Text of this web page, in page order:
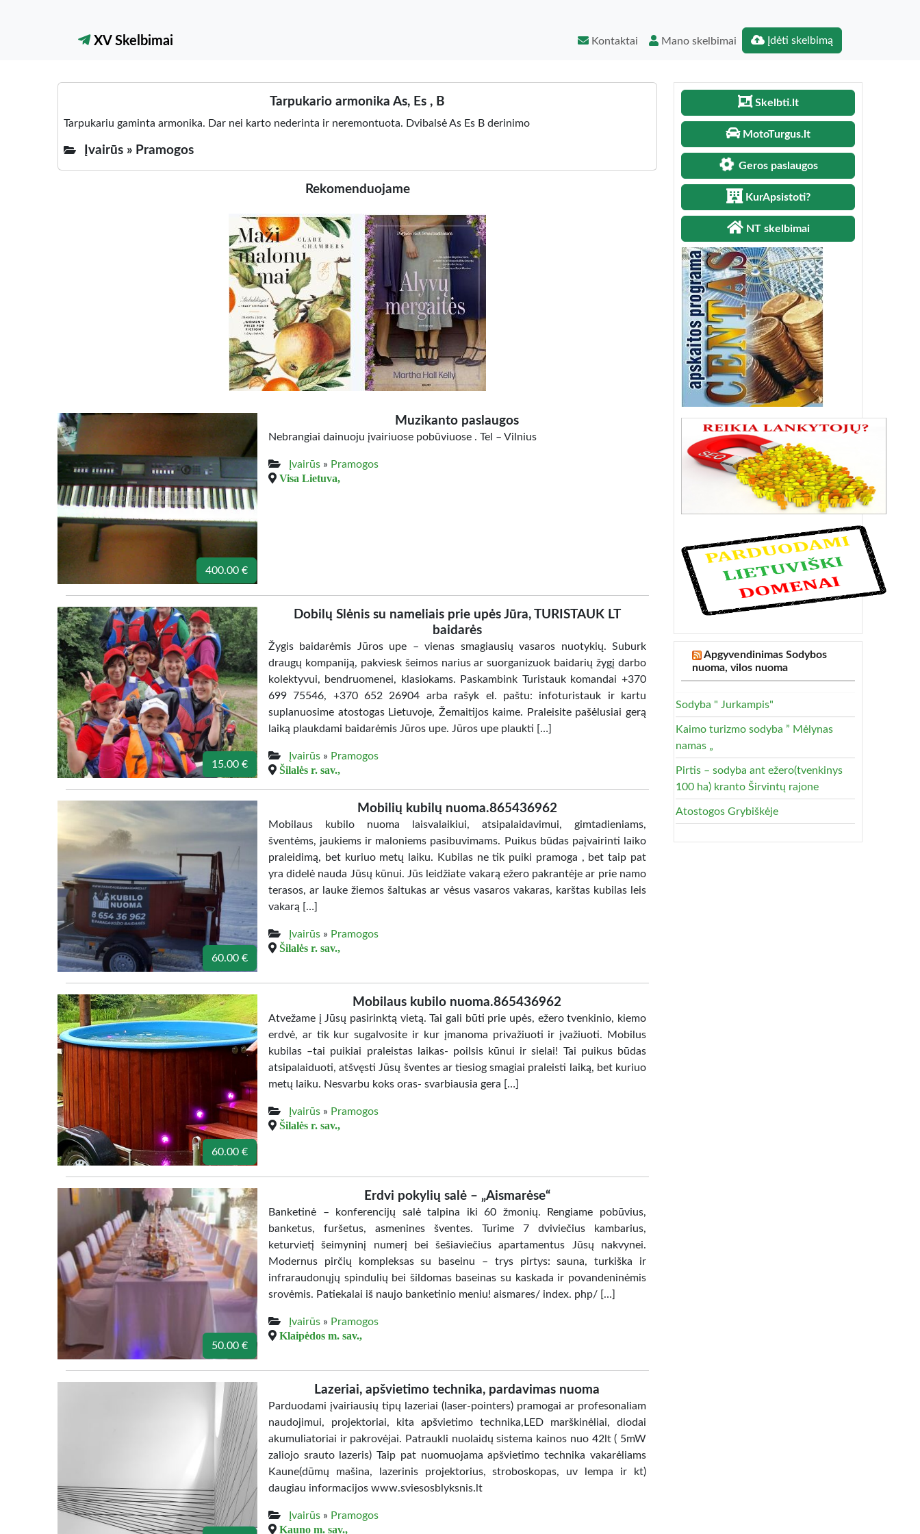
XV Skelbimai Kontaktai Mano skelbimai Įdėti skelbimą
Tarpukario armonika As, Es , B
Tarpukariu gaminta armonika. Dar nei karto nederinta ir neremontuota. Dvibalsė As Es B derinimo
Įvairūs » Pramogos
Rekomenduojame
400.00 €
Muzikanto paslaugos
Nebrangiai dainuoju įvairiuose pobūviuose . Tel – Vilnius
Įvairūs» Pramogos
Visa Lietuva,
15.00 €
Dobilų Slėnis su nameliais prie upės Jūra, TURISTAUK LT
baidarės
Žygis baidarėmis Jūros upe – vienas smagiausių vasaros nuotykių. Suburk
draugų kompaniją, pakviesk šeimos narius ar suorganizuok baidarių žygį darbo
kolektyvui, bendruomenei, klasiokams. Paskambink Turistauk komandai +370
699 75546, +370 652 26904 arba rašyk el. paštu: infoturistauk ir kartu
suplanuosime atostogas Lietuvoje, Žemaitijos kaime. Praleisite pašėlusiai gerą
laiką plaukdami baidarėmis Jūros upe. Jūros upe plaukti […]
Įvairūs» Pramogos
Šilalės r. sav.,
60.00 €
Mobilių kubilų nuoma.865436962
Mobilaus kubilo nuoma laisvalaikiui, atsipalaidavimui, gimtadieniams,
šventėms, jaukiems ir maloniems pasibuvimams. Puikus būdas paįvairinti laiko
praleidimą, bet kuriuo metų laiku. Kubilas ne tik puiki pramoga , bet taip pat
yra didelė nauda Jūsų kūnui. Jūs leidžiate vakarą ežero pakrantėje ar prie namo
terasos, ar lauke žiemos šaltukas ar vėsus vasaros vakaras, karštas kubilas leis
vakarą […]
Įvairūs» Pramogos
Šilalės r. sav.,
60.00 €
Mobilaus kubilo nuoma.865436962
Atvežame į Jūsų pasirinktą vietą. Tai gali būti prie upės, ežero tvenkinio, kiemo
erdvė, ar tik kur sugalvosite ir kur įmanoma privažiuoti ir įvažiuoti. Mobilus
kubilas –tai puikiai praleistas laikas- poilsis kūnui ir sielai! Tai puikus būdas
atsipalaiduoti, atšvęsti Jūsų šventes ar tiesiog smagiai praleisti laiką, bet kuriuo
metų laiku. Nesvarbu koks oras- svarbiausia gera […]
Įvairūs» Pramogos
Šilalės r. sav.,
50.00 €
Erdvi pokylių salė – „Aismarėse“
Banketinė – konferencijų salė talpina iki 60 žmonių. Rengiame pobūvius,
banketus, furšetus, asmenines šventes. Turime 7 dviviečius kambarius,
keturvietį šeimyninį numerį bei šešiaviečius apartamentus Jūsų nakvynei.
Modernus pirčių kompleksas su baseinu – trys pirtys: sauna, turkiška ir
infraraudonųjų spindulių bei šildomas baseinas su kaskada ir povandeninėmis
srovėmis. Patiekalai iš naujo banketinio meniu! aismares/ index. php/ […]
Įvairūs» Pramogos
Klaipėdos m. sav.,
Lazeriai, apšvietimo technika, pardavimas nuoma
Parduodami įvairiausių tipų lazeriai (laser-pointers) pramogai ar profesonaliam
naudojimui, projektoriai, kita apšvietimo technika,LED marškinėliai, diodai
akumuliatoriai ir pakrovėjai. Patraukli nuolaidų sistema kainos nuo 42lt ( 5mW
zaliojo srauto lazeris) Taip pat nuomuojama apšvietimo technika vakarėliams
Kaune(dūmų mašina, lazerinis projektorius, stroboskopas, uv lempa ir kt)
daugiau informacijos www.sviesosblyksnis.lt
Įvairūs» Pramogos
Kauno m. sav.,
Skelbti.lt
MotoTurgus.lt
Geros paslaugos
KurApsistoti?
NT skelbimai
Apgyvendinimas Sodybos
nuoma, vilos nuoma
Sodyba " Jurkampis"
Kaimo turizmo sodyba ” Mėlynas
namas „
Pirtis – sodyba ant ežero(tvenkinys
100 ha) kranto Širvintų rajone
Atostogos Grybiškėje